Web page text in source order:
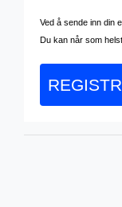
Ved å sende inn din
Du kan når som